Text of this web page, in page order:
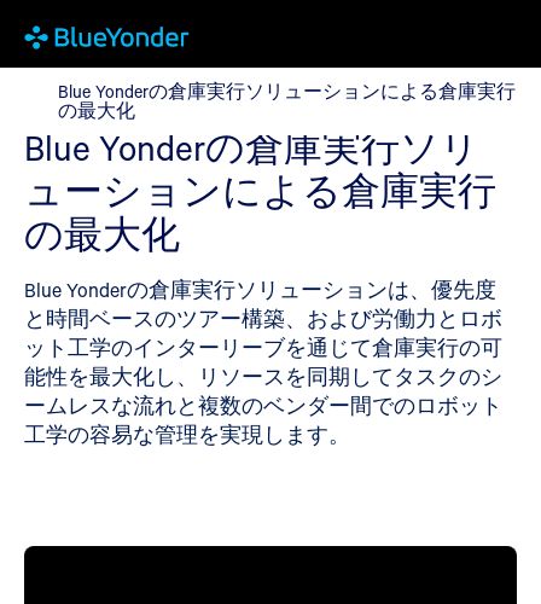
Blue Yonderの倉庫実行ソリューションによる倉庫実行
Blue Yonderの倉庫実行ソリューションによる倉庫実行
の最大化
Blue Yonderの倉庫実行ソリ
ューションによる倉庫実行
の最大化
Blue Yonderの倉庫実行ソリューションは、優先度
と時間ベースのツアー構築、および労働力とロボ
ット工学のインターリーブを通じて倉庫実行の可
能性を最大化し、リソースを同期してタスクのシ
ームレスな流れと複数のベンダー間でのロボット
工学の容易な管理を実現します。